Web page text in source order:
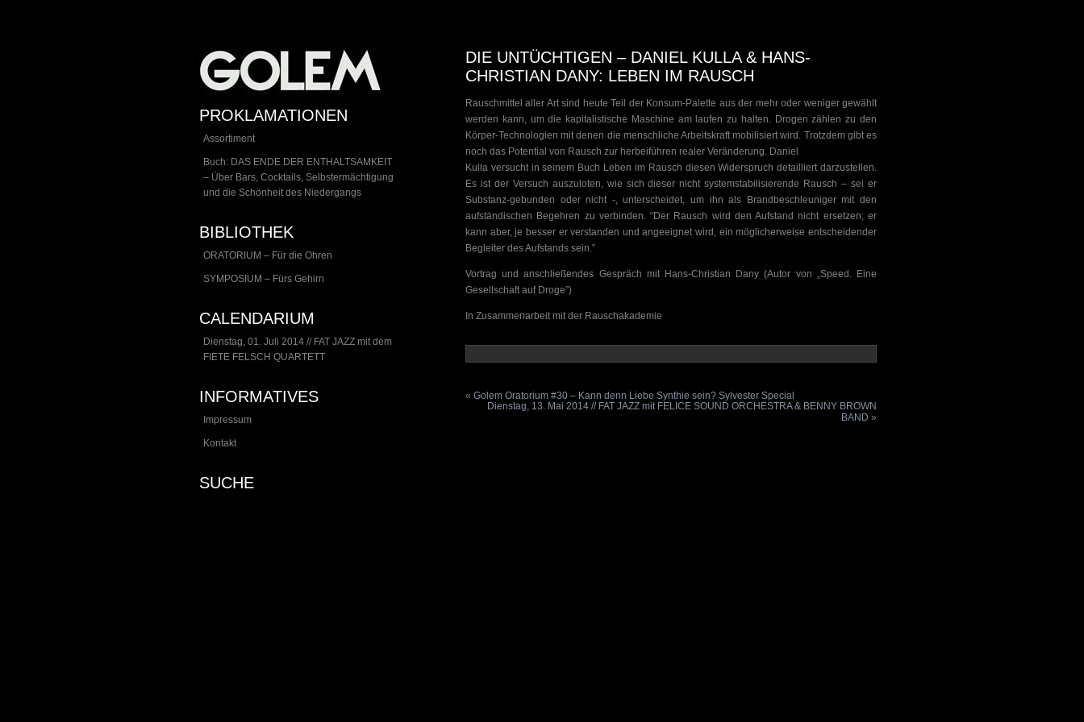
PROKLAMATIONEN
Assortiment
Buch: DAS ENDE DER ENTHALTSAMKEIT
– Über Bars, Cocktails, Selbstermächtigung
und die Schönheit des Niedergangs
BIBLIOTHEK
ORATORIUM – Für die Ohren
SYMPOSIUM – Fürs Gehirn
CALENDARIUM
Dienstag, 01. Juli 2014 // FAT JAZZ mit dem
FIETE FELSCH QUARTETT
INFORMATIVES
Impressum
Kontakt
SUCHE
DIE UNTÜCHTIGEN – DANIEL KULLA & HANS-
CHRISTIAN DANY: LEBEN IM RAUSCH
Rauschmittel aller Art sind heute Teil der Konsum-Palette aus der mehr oder weniger gewählt
werden kann, um die kapitalistische Maschine am laufen zu halten. Drogen zählen zu den
Körper-Technologien mit denen die menschliche Arbeitskraft mobilisiert wird. Trotzdem gibt es
noch das Potential von Rausch zur herbeiführen realer Veränderung. Daniel
Kulla versucht in seinem Buch Leben im Rausch diesen Widerspruch detailliert darzustellen.
Es ist der Versuch auszuloten, wie sich dieser nicht systemstabilisierende Rausch – sei er
Substanz-gebunden oder nicht -, unterscheidet, um ihn als Brandbeschleuniger mit den
aufständischen Begehren zu verbinden. “Der Rausch wird den Aufstand nicht ersetzen; er
kann aber, je besser er verstanden und angeeignet wird, ein möglicherweise entscheidender
Begleiter des Aufstands sein.”
Vortrag und anschließendes Gespräch mit Hans-Christian Dany (Autor von „Speed. Eine
Gesellschaft auf Droge”)
In Zusammenarbeit mit der Rauschakademie
« Golem Oratorium #30 – Kann denn Liebe Synthie sein? Sylvester Special
Dienstag, 13. Mai 2014 // FAT JAZZ mit FELICE SOUND ORCHESTRA & BENNY BROWN
BAND »